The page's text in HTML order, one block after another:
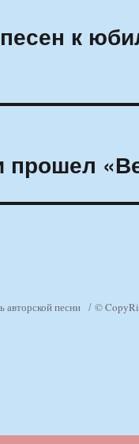
к
прошел
авторской песни ©